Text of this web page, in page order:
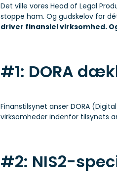
Det ville vores Head of Legal
stoppe ham. Og gudskelov for
driver finansiel virksomhed.
#1: DORA
Finanstilsynet anser DORA
virksomheder indenfor tilsynets
#2: NIS2-